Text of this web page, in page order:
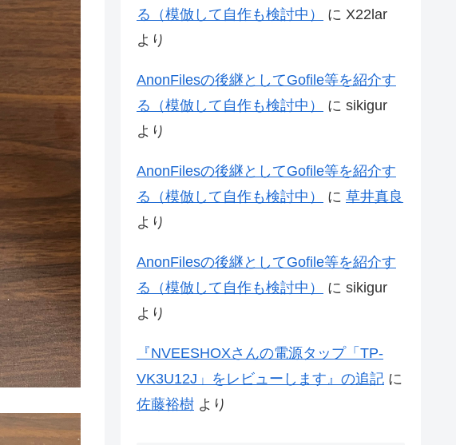
る（模倣して自作も検討中）
に X22lar
より
AnonFilesの後継としてGofile等を紹介す
る（模倣して自作も検討中）
に sikigur
より
AnonFilesの後継としてGofile等を紹介す
る（模倣して自作も検討中）
に 草井真良
より
AnonFilesの後継としてGofile等を紹介す
る（模倣して自作も検討中）
に sikigur
より
『NVEESHOXさんの電源タップ「‎TP-
VK3U12J」をレビューします』の追記 に
佐藤裕樹 より